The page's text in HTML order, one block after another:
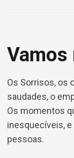
Vamos
Os Sorrisos, os
saudades, o
Os momentos
inesquecíveis,
pessoas.